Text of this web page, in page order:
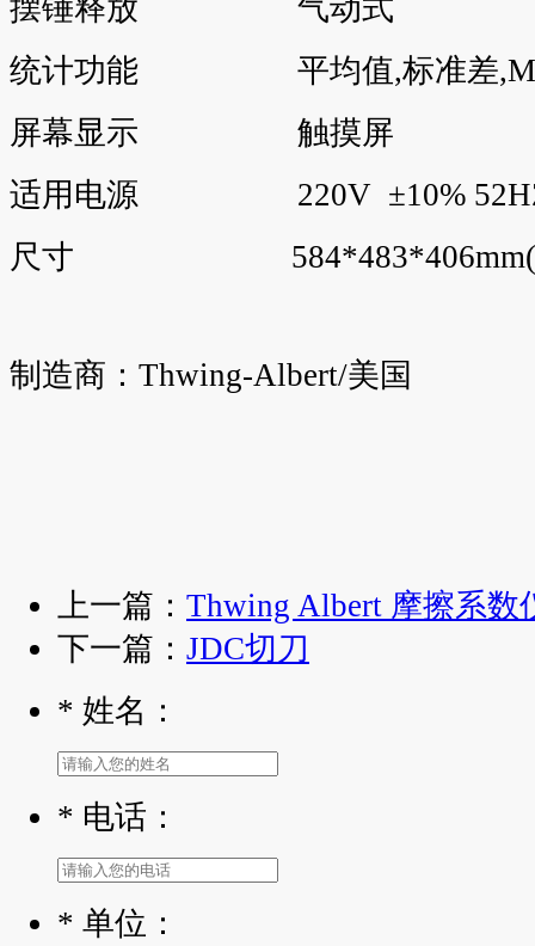
摆锤释放 气动式
统计功能 平均值,标准差
屏幕显示 触摸屏
适用电源 220V ±10%
尺寸
制造商：Thwing-Albert/美国
上一篇： Thwing Albert 摩擦系数
下一篇： JDC切刀
* 姓名：
* 电话：
* 单位：